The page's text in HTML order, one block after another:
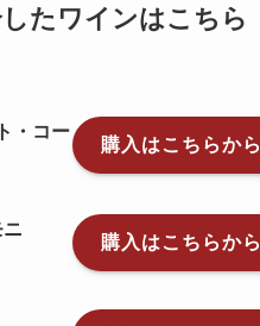
たワインはこちら
・コー
購入はこちらから
購入はこちらから